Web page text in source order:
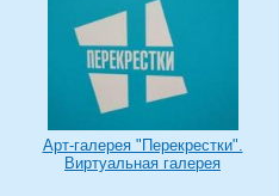
Арт-галерея "Перекрестки".
Виртуальная галерея